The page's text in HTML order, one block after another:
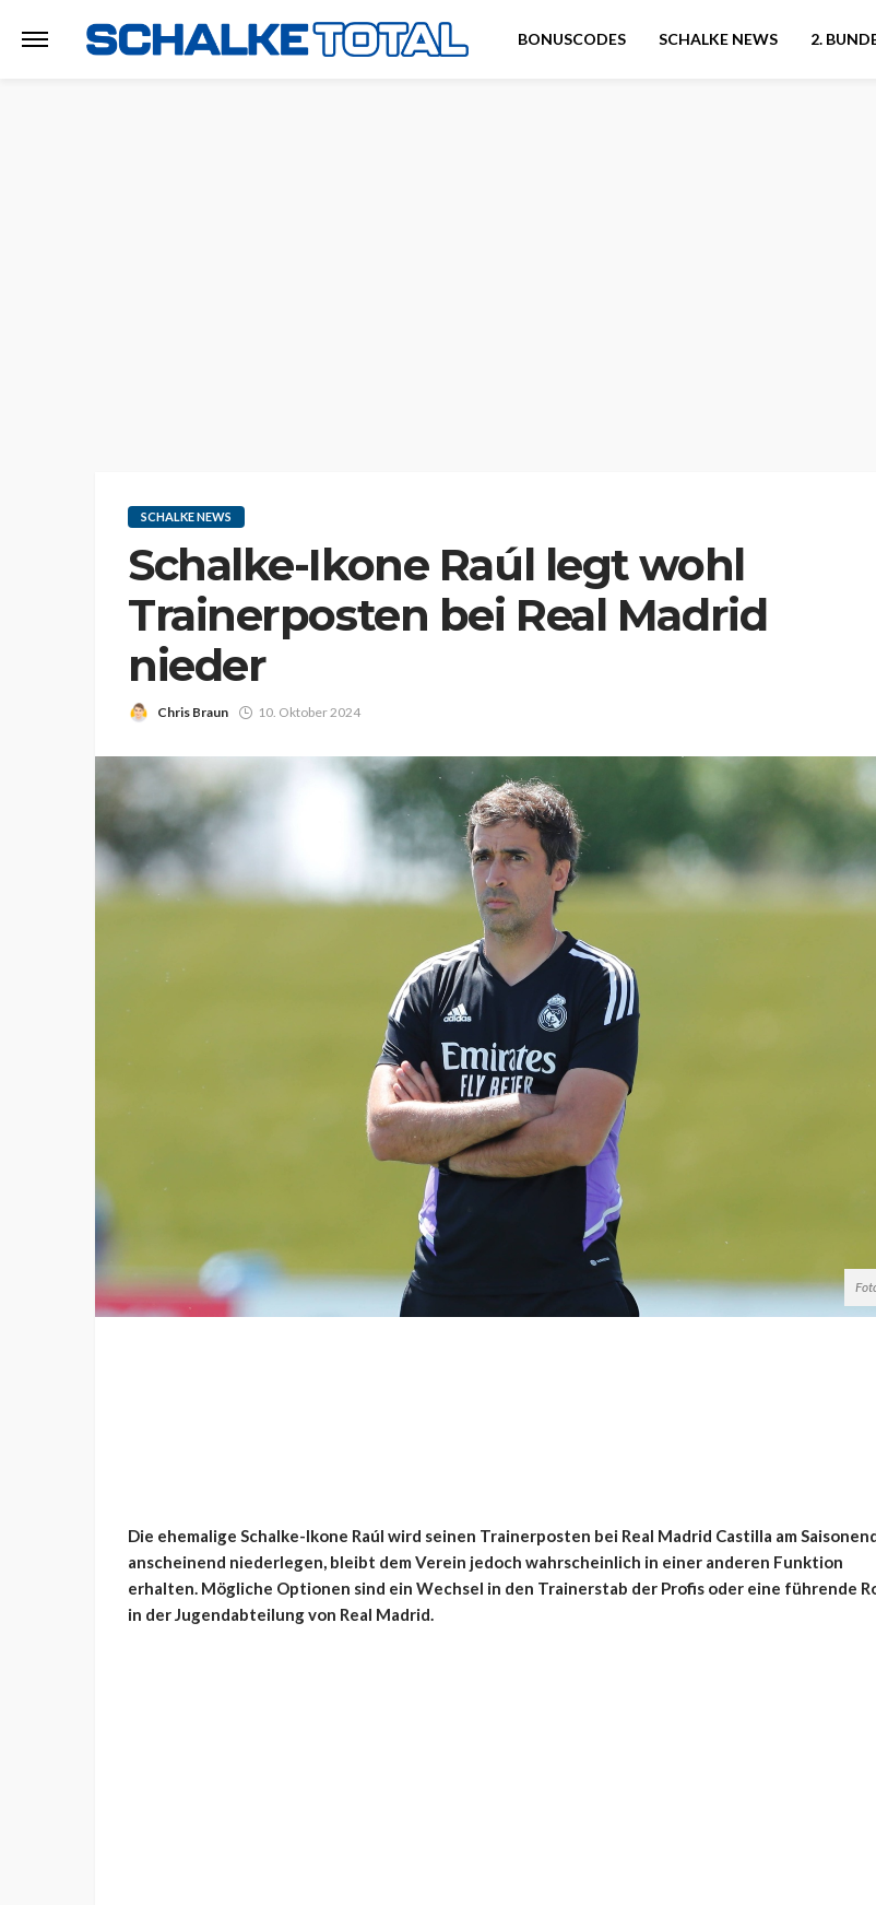
BONUSCODES SCHALKE NEWS 2.
SCHALKE NEWS
Schalke-Ikone Raúl legt wohl
Trainerposten bei Real Madrid
nieder
Chris Braun 10. Oktober 2024
Die ehemalige Schalke-Ikone Raúl wird seinen Trainerposten bei Real Madrid Castilla am
anscheinend niederlegen, bleibt dem Verein jedoch wahrscheinlich in einer anderen Funktion
erhalten. Mögliche Optionen sind ein Wechsel in den Trainerstab der Profis oder eine führende
in der Jugendabteilung von Real Madrid.